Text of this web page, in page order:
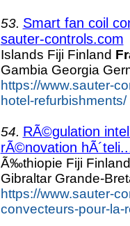
53. Smart fan coil
sauter-controls.com
Islands Fiji Finland
Gambia Georgia
https://www.sauter-
hotel-
54. RÃ©gulation
rÃ©novation
Ã‰thiopie Fiji
Gibraltar Grande-
https://www.sauter-
convecteurs-pour-la-